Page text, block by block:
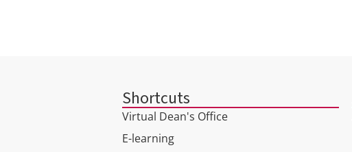
Shortcuts
Virtual Dean's Office
E-learning